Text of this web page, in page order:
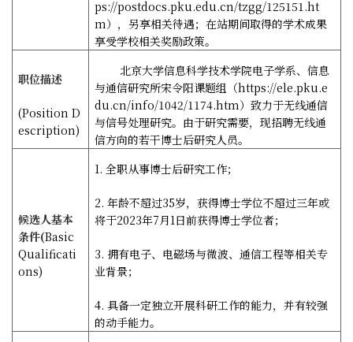
ps://postdocs.pku.edu.cn/tzgg/125151.ht
m），另享相关待遇；在站期间取得的学术成果
享受学校相关奖励政策。
职位描述
(Position D
escription)
北京大学信息科学技术学院电子学系、信息
与通信研究所宋令阳课题组（https://ele.pku.e
du.cn/info/1042/1174.htm）致力于无线通信
与信号处理研究。由于研究需要，现招聘无线通
信方向的若干博士后研究人员。
候选人基本
条件(Basic
Qualificati
ons)
1.全职从事博士后研究工作；
2.年龄不超过35岁，获得博士学位不超过三年或
将于2023年7月1 日前获得博士学位者；
3. 拥有电子、电磁场与微波、通信工程等相关专
业背景；
4.具备一定独立开展科研工作的能力，并有较强
的动手能力。